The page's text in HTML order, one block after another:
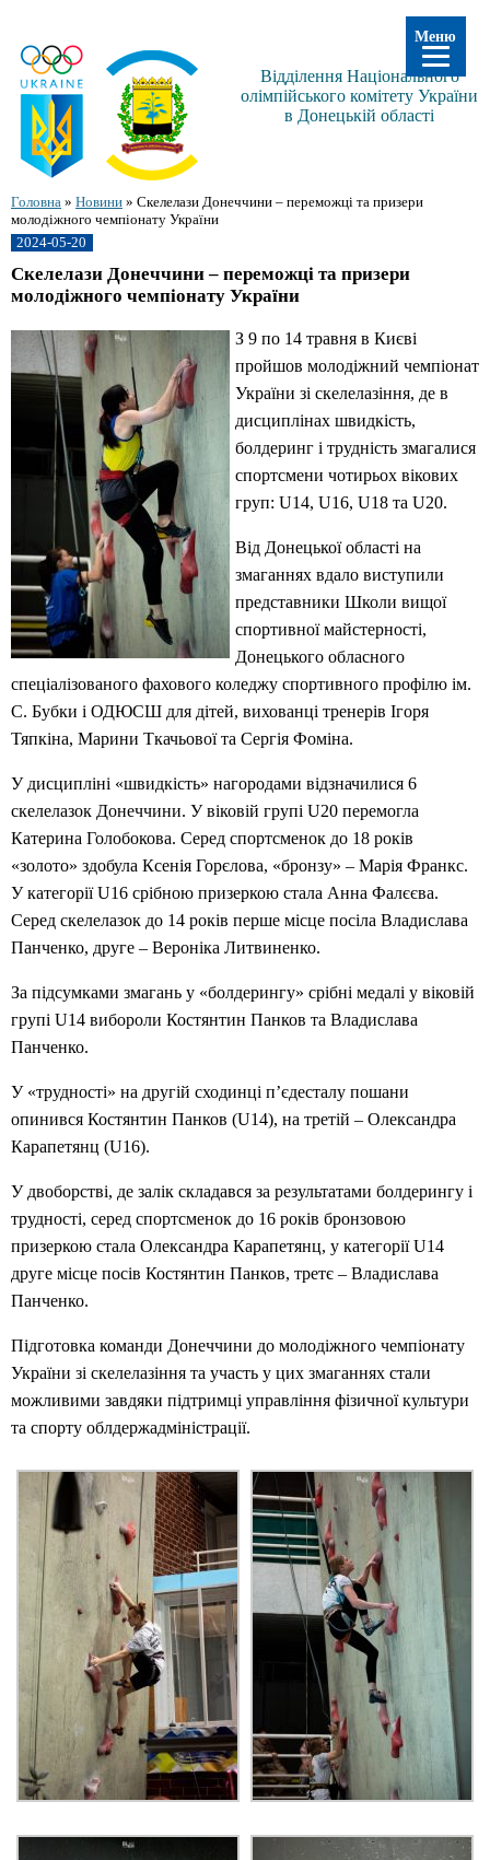
Відділення Національного
олімпійського комітету України
в Донецькій області
Головна » Новини » Скелелази Донеччини – переможці та призери
молодіжного чемпіонату України
2024-05-20
Скелелази Донеччини – переможці та призери
молодіжного чемпіонату України
З 9 по 14 травня в Києві
пройшов молодіжний чемпіонат
України зі скелелазіння, де в
дисциплінах швидкість,
болдеринг і трудність змагалися
спортсмени чотирьох вікових
груп: U14, U16, U18 та U20.
Від Донецької області на
змаганнях вдало виступили
представники Школи вищої
спортивної майстерності,
Донецького обласного
спеціалізованого фахового коледжу спортивного профілю ім.
С. Бубки і ОДЮСШ для дітей, вихованці тренерів Ігоря
Тяпкіна, Марини Ткачьової та Сергія Фоміна.
У дисципліні «швидкість» нагородами відзначилися 6
скелелазок Донеччини. У віковій групі U20 перемогла
Катерина Голобокова. Серед спортсменок до 18 років
«золото» здобула Ксенія Горєлова, «бронзу» – Марія Франкс.
У категорії U16 срібною призеркою стала Анна Фалєєва.
Серед скелелазок до 14 років перше місце посіла Владислава
Панченко, друге – Вероніка Литвиненко.
За підсумками змагань у «болдерингу» срібні медалі у віковій
групі U14 вибороли Костянтин Панков та Владислава
Панченко.
У «трудності» на другій сходинці п’єдесталу пошани
опинився Костянтин Панков (U14), на третій – Олександра
Карапетянц (U16).
У двоборстві, де залік складався за результатами болдерингу і
трудності, серед спортсменок до 16 років бронзовою
призеркою стала Олександра Карапетянц, у категорії U14
друге місце посів Костянтин Панков, третє – Владислава
Панченко.
Підготовка команди Донеччини до молодіжного чемпіонату
України зі скелелазіння та участь у цих змаганнях стали
можливими завдяки підтримці управління фізичної культури
та спорту облдержадміністрації.
Меню